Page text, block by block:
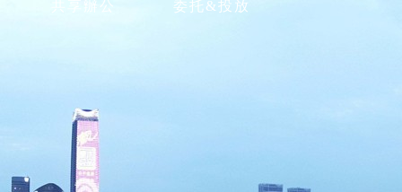
共享辦公 委托&投放